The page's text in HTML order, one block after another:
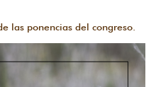
las ponencias del congreso.